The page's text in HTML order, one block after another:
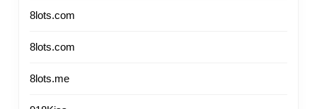
8lots.com
8lots.com
8lots.me